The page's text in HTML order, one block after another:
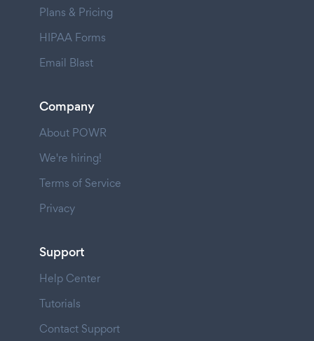
Plans & Pricing
HIPAA Forms
Email Blast
Company
About POWR
We're hiring!
Terms of Service
Privacy
Support
Help Center
Tutorials
Contact Support